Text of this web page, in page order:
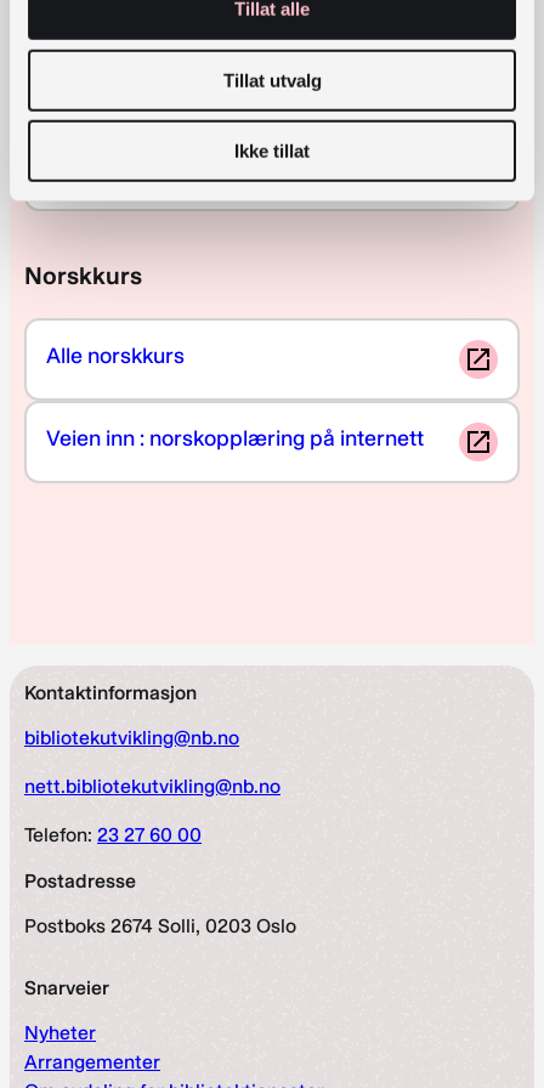
Tillat alle
Tillat utvalg
Ikke tillat
Norsk-ungarsk ordbok på internett
Norskkurs
Alle norskkurs
Veien inn : norskopplæring på internett
Kontaktinformasjon
bibliotekutvikling@nb.no
nett.bibliotekutvikling@nb.no
Telefon: 23 27 60 00
Postadresse
Postboks 2674 Solli, 0203 Oslo
Snarveier
Nyheter
Arrangementer